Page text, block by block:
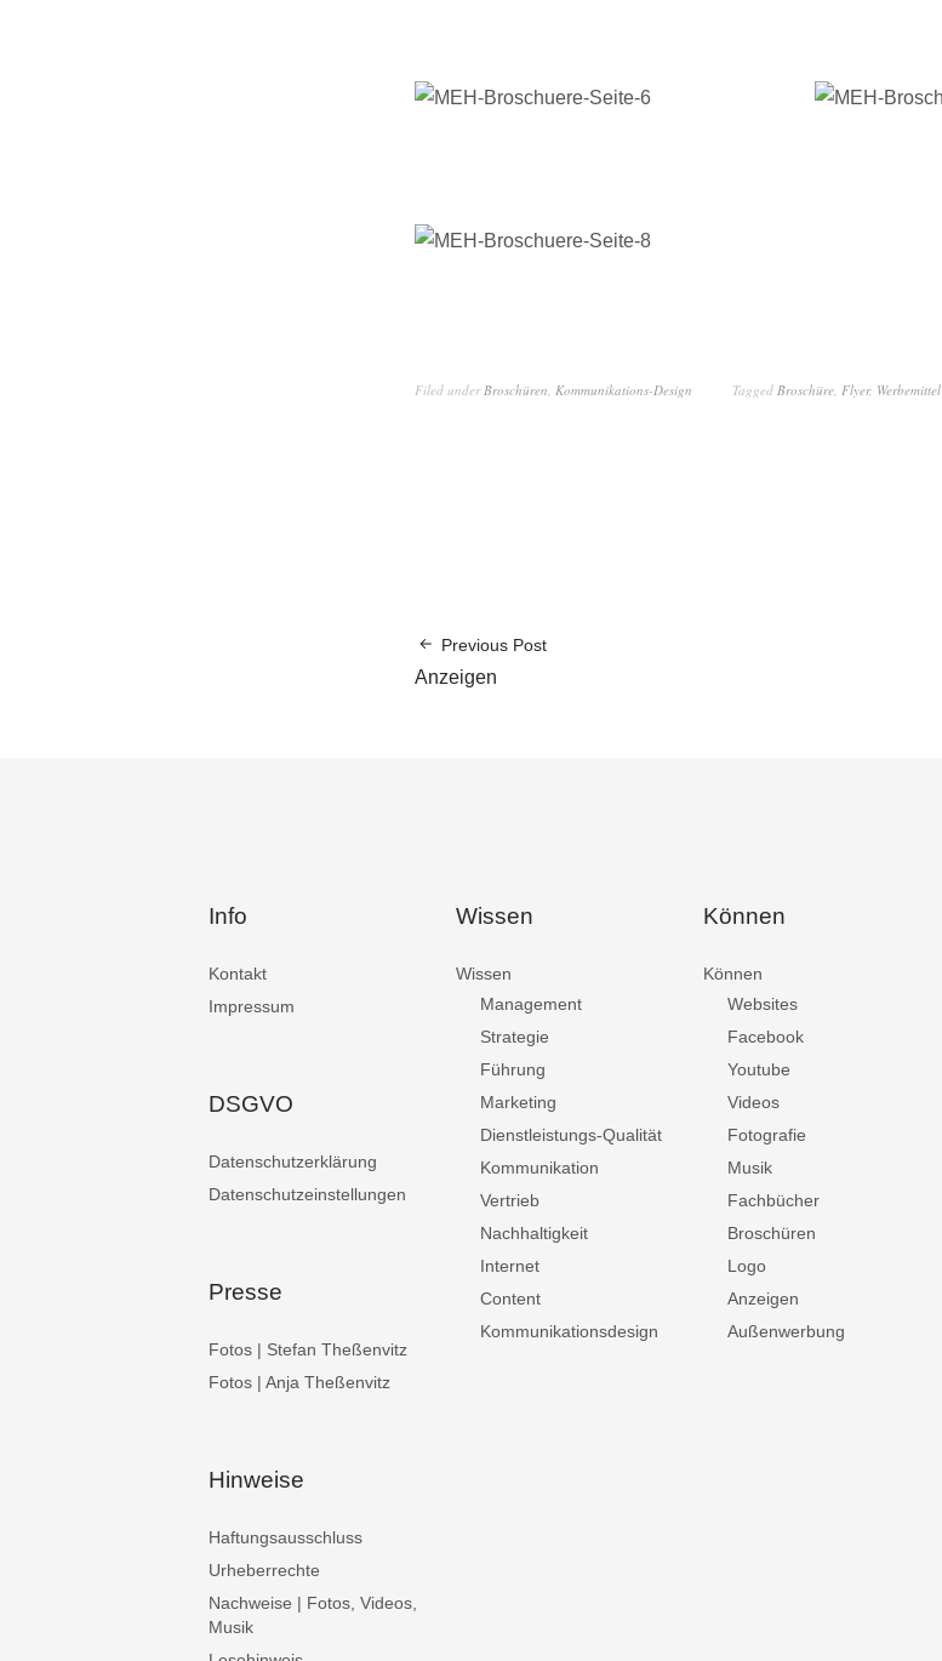
Filed underBroschüren, Kommunikations-Design Tagged Broschüre, Flyer, Werbemittel
Previous Post
Anzeigen
Info
Kontakt
Impressum
DSGVO
Datenschutzerklärung
Datenschutzeinstellungen
Presse
Fotos | Stefan Theßenvitz
Fotos | Anja Theßenvitz
Hinweise
Haftungsausschluss
Urheberrechte
Nachweise | Fotos, Videos,
Musik
Wissen
Wissen
Management
Strategie
Führung
Marketing
Dienstleistungs-Qualität
Kommunikation
Vertrieb
Nachhaltigkeit
Internet
Content
Kommunikationsdesign
Können
Können
Websites
Facebook
Youtube
Videos
Fotografie
Musik
Fachbücher
Broschüren
Logo
Anzeigen
Außenwerbung